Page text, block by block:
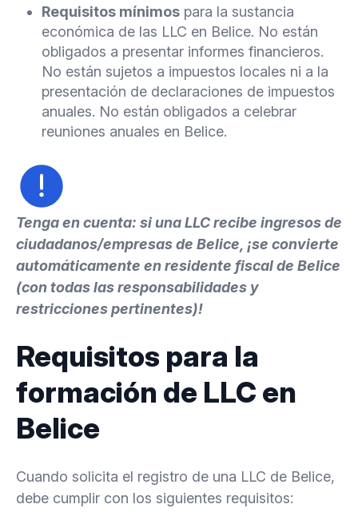
Requisitos mínimos para la sustancia
económica de las LLC en Belice. No están
obligados a presentar informes financieros.
No están sujetos a impuestos locales ni a la
presentación de declaraciones de impuestos
anuales. No están obligados a celebrar
reuniones anuales en Belice.
Tenga en cuenta: si una LLC recibe ingresos de
ciudadanos/empresas de Belice, ¡se convierte
automáticamente en residente fiscal de Belice
(con todas las responsabilidades y
restricciones pertinentes)!
Requisitos para la
formación de LLC en
Belice
Cuando solicita el registro de una LLC de Belice,
debe cumplir con los siguientes requisitos: